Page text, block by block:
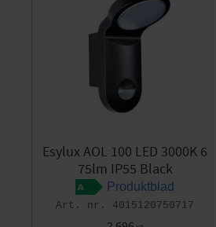
Esylux AOL 100 LED 3000K 6
75lm IP55 Black
Produktblad
4015120750717